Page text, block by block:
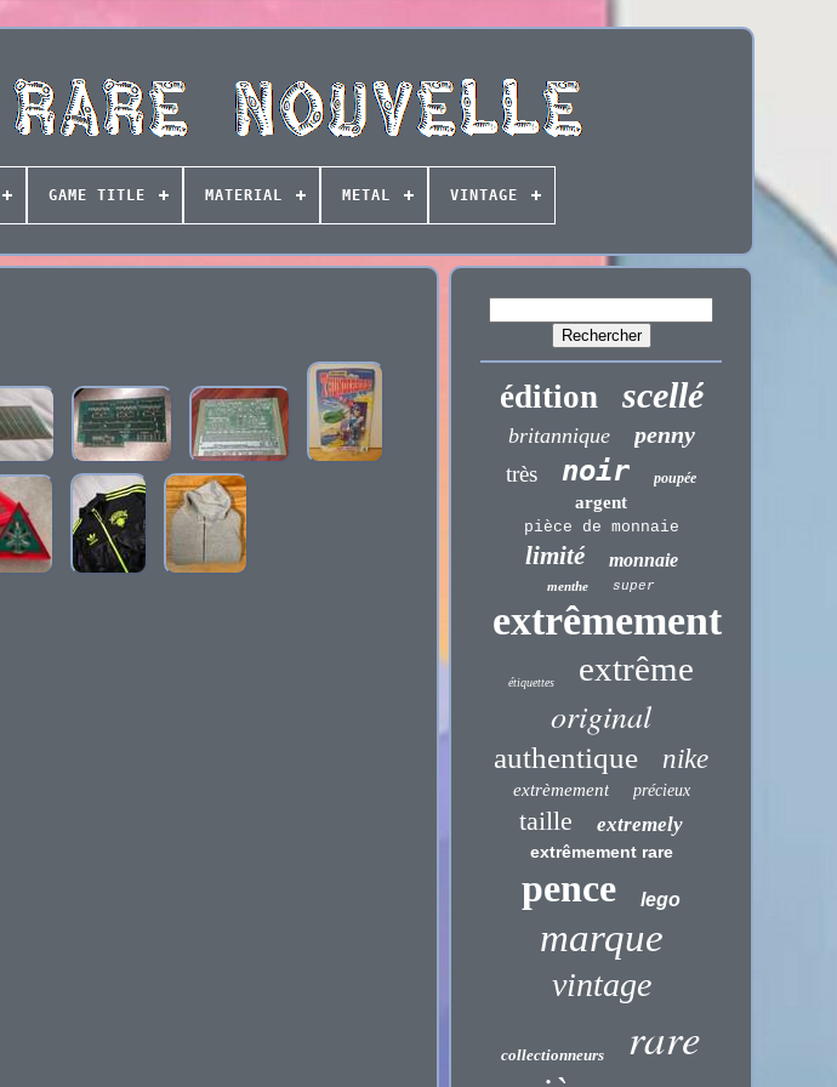
GAME TITLE MATERIAL METAL VINTAGE
édition scellé
britannique penny
très noir poupée
argent
pièce de monnaie
limité monnaie
menthe super
extrêmement
étiquettes extrême
original
authentique nike
extrèmement précieux
taille extremely
extrêmement rare
pence lego
marque
vintage
collectionneurs rare